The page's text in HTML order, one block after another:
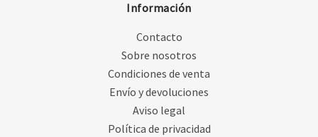
Información
Contacto
Sobre nosotros
Condiciones de venta
Envío y devoluciones
Aviso legal
Política de privacidad